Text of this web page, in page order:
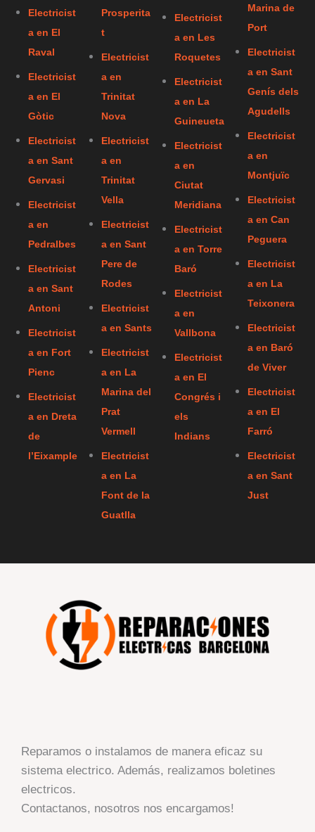
Electricist
a en El
Raval
Electricist
a en El
Gòtic
Electricist
a en Sant
Gervasi
Electricist
a en
Pedralbes
Electricist
a en Sant
Antoni
Electricist
a en Fort
Pienc
Electricist
a en Dreta
de
l’Eixample
Prosperita
t
Electricist
a en
Trinitat
Nova
Electricist
a en
Trinitat
Vella
Electricist
a en Sant
Pere de
Rodes
Electricist
a en Sants
Electricist
a en La
Marina del
Prat
Vermell
Electricist
a en La
Font de la
Guatlla
Electricist
a en Les
Roquetes
Electricist
a en La
Guineueta
Electricist
a en
Ciutat
Meridiana
Electricist
a en Torre
Baró
Electricist
a en
Vallbona
Electricist
a en El
Congrés i
els
Indians
Marina de
Port
Electricist
a en Sant
Genís dels
Agudells
Electricist
a en
Montjuïc
Electricist
a en Can
Peguera
Electricist
a en La
Teixonera
Electricist
a en Baró
de Viver
Electricist
a en El
Farró
Electricist
a en Sant
Just
Reparamos o instalamos de manera eficaz su
sistema electrico. Además, realizamos boletines
electricos.
Contactanos, nosotros nos encargamos!